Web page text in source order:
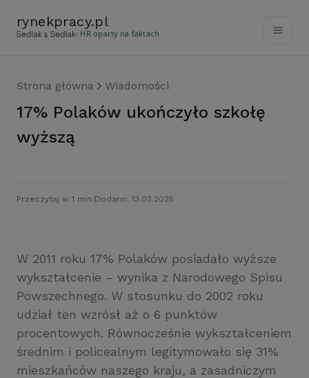
rynekpracy.pl
- HR oparty na faktach
Strona główna Wiadomości
17% Polaków ukończyło szkołę
wyższą
Przeczytaj w 1 min. Dodano: 13.03.2025
W 2011 roku 17% Polaków posiadało wyższe
wykształcenie – wynika z Narodowego Spisu
Powszechnego. W stosunku do 2002 roku
udział ten wzrósł aż o 6 punktów
procentowych. Równocześnie wykształceniem
średnim i policealnym legitymowało się 31%
mieszkańców naszego kraju, a zasadniczym